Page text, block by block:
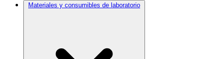
Materiales y consumibles de laboratorio